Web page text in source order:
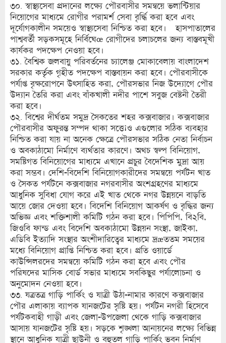
৩০. স্বাস্থ্যসেবা প্রদানের লক্ষ্যে পৌরবাসীর সমন্বয়ে ভলান্টিয়ার
নিয়োগের মাধ্যমে রোগীর পরামর্শ সেবা বৃর্দ্ধি করা হবে এবং
দূর্যোগকালীন সময়েও স্বাস্থ্যসেবা নিশ্চিত করা হবে। হাসপাতালের
পাশ্ববর্তী সড়কসমূহে নির্বিঘেœ রোগীদের চলাচলের জন্য বাস্তবমূখী
কার্যকর পদক্ষেপ নেওয়া হবে।
৩১. বৈশ্বিক জলবায়ু পরিবর্তনের চ্যালেঞ্জ মোকাবেলায় বাংলাদেশ
সরকার কর্তৃক গৃহীত পদক্ষেপ বাস্তবায়ন করা হবে। পৌরবাসীকে
পর্যাপ্ত বৃক্ষরোপনে উৎসাহিত করা, পৌরসভার নিজ উদ্যোগে পৌর
উদ্যান তৈরি করা এবং বাঁকখালী নদীর পাশে সবুজ বেষ্টনী তৈরী
করা হবে।
৩২. বিশ্বের দীর্ঘতম সমুদ্র সৈকতের শহর কক্সবাজার। কক্সবাজার
পৌরবাসীর অফুরন্ত সম্পদ থাকা সত্তে¡ও এগুলোর সঠিক ব্যবহার
নিশ্চিত করা যায় না অনেক ক্ষেত্রে পৌরসভার সঠিক নেতা নির্বাচন
ও অবকাঠামো নির্মাণে ব্যর্থতার কারণে। অথচ স্বল্প বিনিয়োগ,
সমষ্টিগত বিনিয়োগের মাধ্যমে এখানে প্রচুর বৈদেশিক মুদ্রা আয়
করা সম্ভব। দেশি-বিদেশি বিনিয়োগকারীদের সমন্বয়ে পর্যটন খাত
ও সৈকত পর্যটনে কক্সবাজার নগরবাসীর অংশগ্রহণের মাধ্যমে
আধুনিক সুবিধা যোগ করে এই খাত থেকে নগর উন্নয়নে বাড়তি
আয়ে জোর দেওয়া হবে। বিদেশি বিনিয়োগ আকর্ষণ ও বৃদ্ধির জন্য
অভিজ্ঞ এবং শক্তিশালী কমিটি গঠন করা হবে। পিপিপি, বি২বি,
জিওবি ফান্ড এবং বিদেশি অবকাঠামো উন্নয়ন সংস্থা, জাইকা,
এডিবি ইত্যাদি সংস্থার অংশীদারিত্বের মাধ্যমে দ্রæততম সময়ের
মধ্যে বিনিয়োগ প্রাপ্তি নিশ্চিত করা হবে। প্রতি ওয়ার্ডে
কাউন্সিলরদের সমন্বয়ে কমিটি গঠন করা হবে এবং পৌর
পরিষদের মাসিক বোর্ড সভার মাধ্যমে সবকিছুর পর্যালোচনা ও
অনুমোদন নেওয়া হবে।
৩৩. যত্রতত্র গাড়ি পার্কিং ও যাত্রী উঠা-নামার কারণে কক্সবাজার
পৌর এলাকায় ব্যাপক যানজটের সৃষ্টি হয়। পর্যটন নগরী হিসেবে
পর্যটকবাহী গাড়ী এবং জেলা-উপজেলা থেকে গাড়ি কক্সবাজার
আসায় যানজটের সৃষ্টি হয়। সড়কে শৃঙ্খলা আনায়নের লক্ষ্যে বিভিন্ন
স্থানে আধুনিক যাত্রী ছাউনী ও বহুতল গাড়ি পার্কিং ভবন নির্মাণ